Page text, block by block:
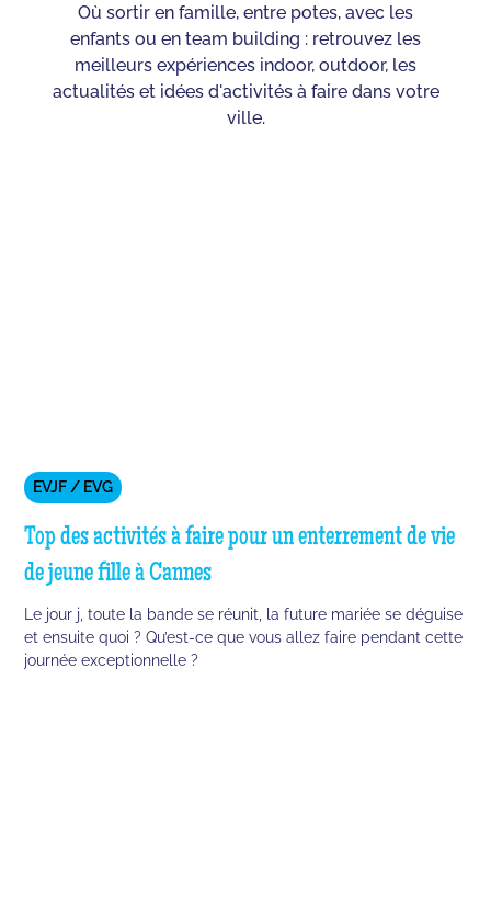
Où sortir en famille, entre potes, avec les
enfants ou en team building : retrouvez les
meilleurs expériences indoor, outdoor, les
actualités et idées d'activités à faire dans votre
ville.
EVJF / EVG
Top des activités à faire pour un enterrement de vie
de jeune fille à Cannes
Le jour j, toute la bande se réunit, la future mariée se déguise
et ensuite quoi ? Qu’est-ce que vous allez faire pendant cette
journée exceptionnelle ?